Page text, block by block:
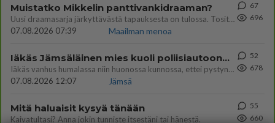
Muistatko Mikkelin panttivankidraaman?
Uusi draamasarja järkyttävästä tapauksesta on tulossa. Tositapahtumiin perustuva sarja ammentaa vuoden 1986 Mikkelin pan
07.08.2026 07:39
Maailman menoa
67
696
Iäkäs Jämsäläinen mies kuoli poliisiautoon matkalla Jyväskylän putkaan
Iäkäs vanhus humalassa niin huonossa kunnossa, ettei pystynyt huolehtimaan itsestään niin ainoa apu sillä hetkellä oli
07.08.2026 12:07
Jämsä
52
678
Mitä haluaisit kysyä tänään
Kaivatultasi? Anna jokin tunniste itsestäni tai hänestä.
55
660